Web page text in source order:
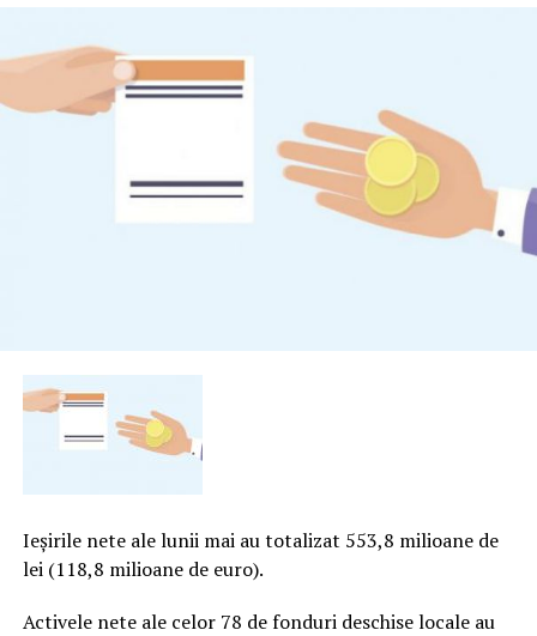
Ieşirile nete ale lunii mai au totalizat 553,8 milioane de
lei (118,8 milioane de euro).
Activele nete ale celor 78 de fonduri deschise locale au